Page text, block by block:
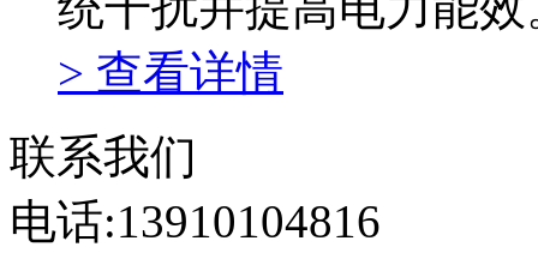
> 查看详情
联系我们
电话:13910104816